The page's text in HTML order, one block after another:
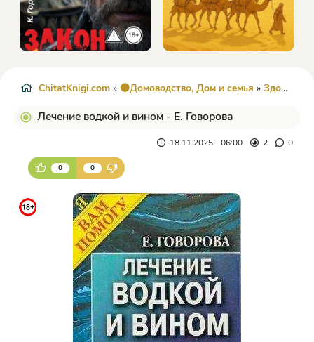
ChitatKnigi.com » 🟠Домоводство, Дом и семья » Здоровье
Лечение водкой и вином - Е. Говорова
18.11.2025 - 06:00 2 0
0 0